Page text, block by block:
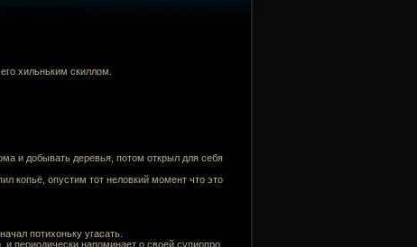
хильньким скиллом.
и добывать деревья, потом открыл для себя
копьё, опустим тот неловкий момент что это
потихоньку угасать.
и периодически напоминает о своей супирпро